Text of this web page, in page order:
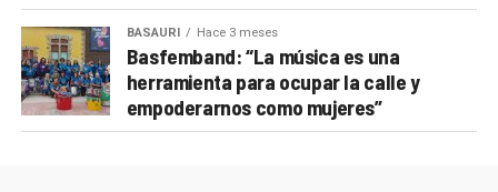
BASAURI Hace 3 meses
Basfemband: “La música es una
herramienta para ocupar la calle y
empoderarnos como mujeres”